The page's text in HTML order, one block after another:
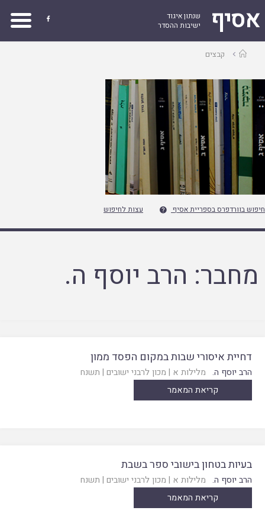
אסיף
שנתון איגוד
ישיבות ההסדר

עמודקבצים
חיפוש בוורדפרס בספריית אסיף  עצות לחיפוש
מחבר: הרב יוסף ה.
דחיית איסורי שבות במקום הפסד ממון
הרב יוסף ה. מלילות א | מכון לרבני ישובים | תשנח
קריאת המאמר
בעיות בטחון בישובי ספר בשבת
הרב יוסף ה. מלילות א | מכון לרבני ישובים | תשנח
קריאת המאמר